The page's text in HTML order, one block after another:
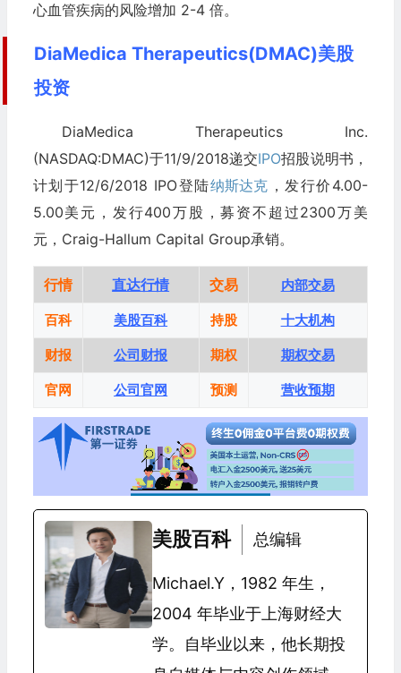
心血管疾病的风险增加 2-4 倍。
DiaMedica Therapeutics(DMAC)美股
投资
DiaMedica Therapeutics Inc.
(NASDAQ:DMAC)于11/9/2018递交IPO招股说明书，
计划于12/6/2018 IPO登陆纳斯达克，发行价4.00-
5.00美元，发行400万股，募资不超过2300万美
元，Craig-Hallum Capital Group承销。
行情 直达行情 交易 内部交易
百科 美股百科 持股 十大机构
财报 公司财报 期权 期权交易
官网 公司官网 预测 营收预期
美股百科 总编辑
Michael.Y，1982 年生，
2004 年毕业于上海财经大
学。自毕业以来，他长期投